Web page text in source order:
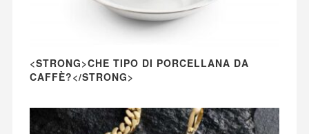
<STRONG>CHE TIPO DI PORCELLANA DA
CAFFÈ?</STRONG>